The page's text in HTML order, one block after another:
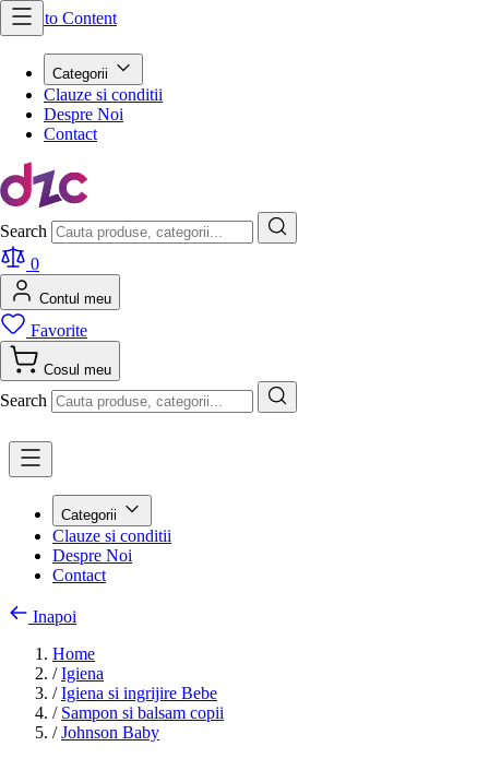
Skip to Content
Categorii
Clauze si conditii
Despre Noi
Contact
Search
0
Contul meu
Favorite
Cosul meu
Search
Categorii
Clauze si conditii
Despre Noi
Contact
Inapoi
Home
/ Igiena
/ Igiena si ingrijire Bebe
/ Sampon si balsam copii
/ Johnson Baby